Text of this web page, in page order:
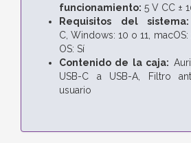
funcionamiento: 5 V CC ±
Requisitos del
C,Windows: 10 o 11, macOS:
OS: Sí
Contenido de la caja:
USB-C a USB-A, Filtro
usuario